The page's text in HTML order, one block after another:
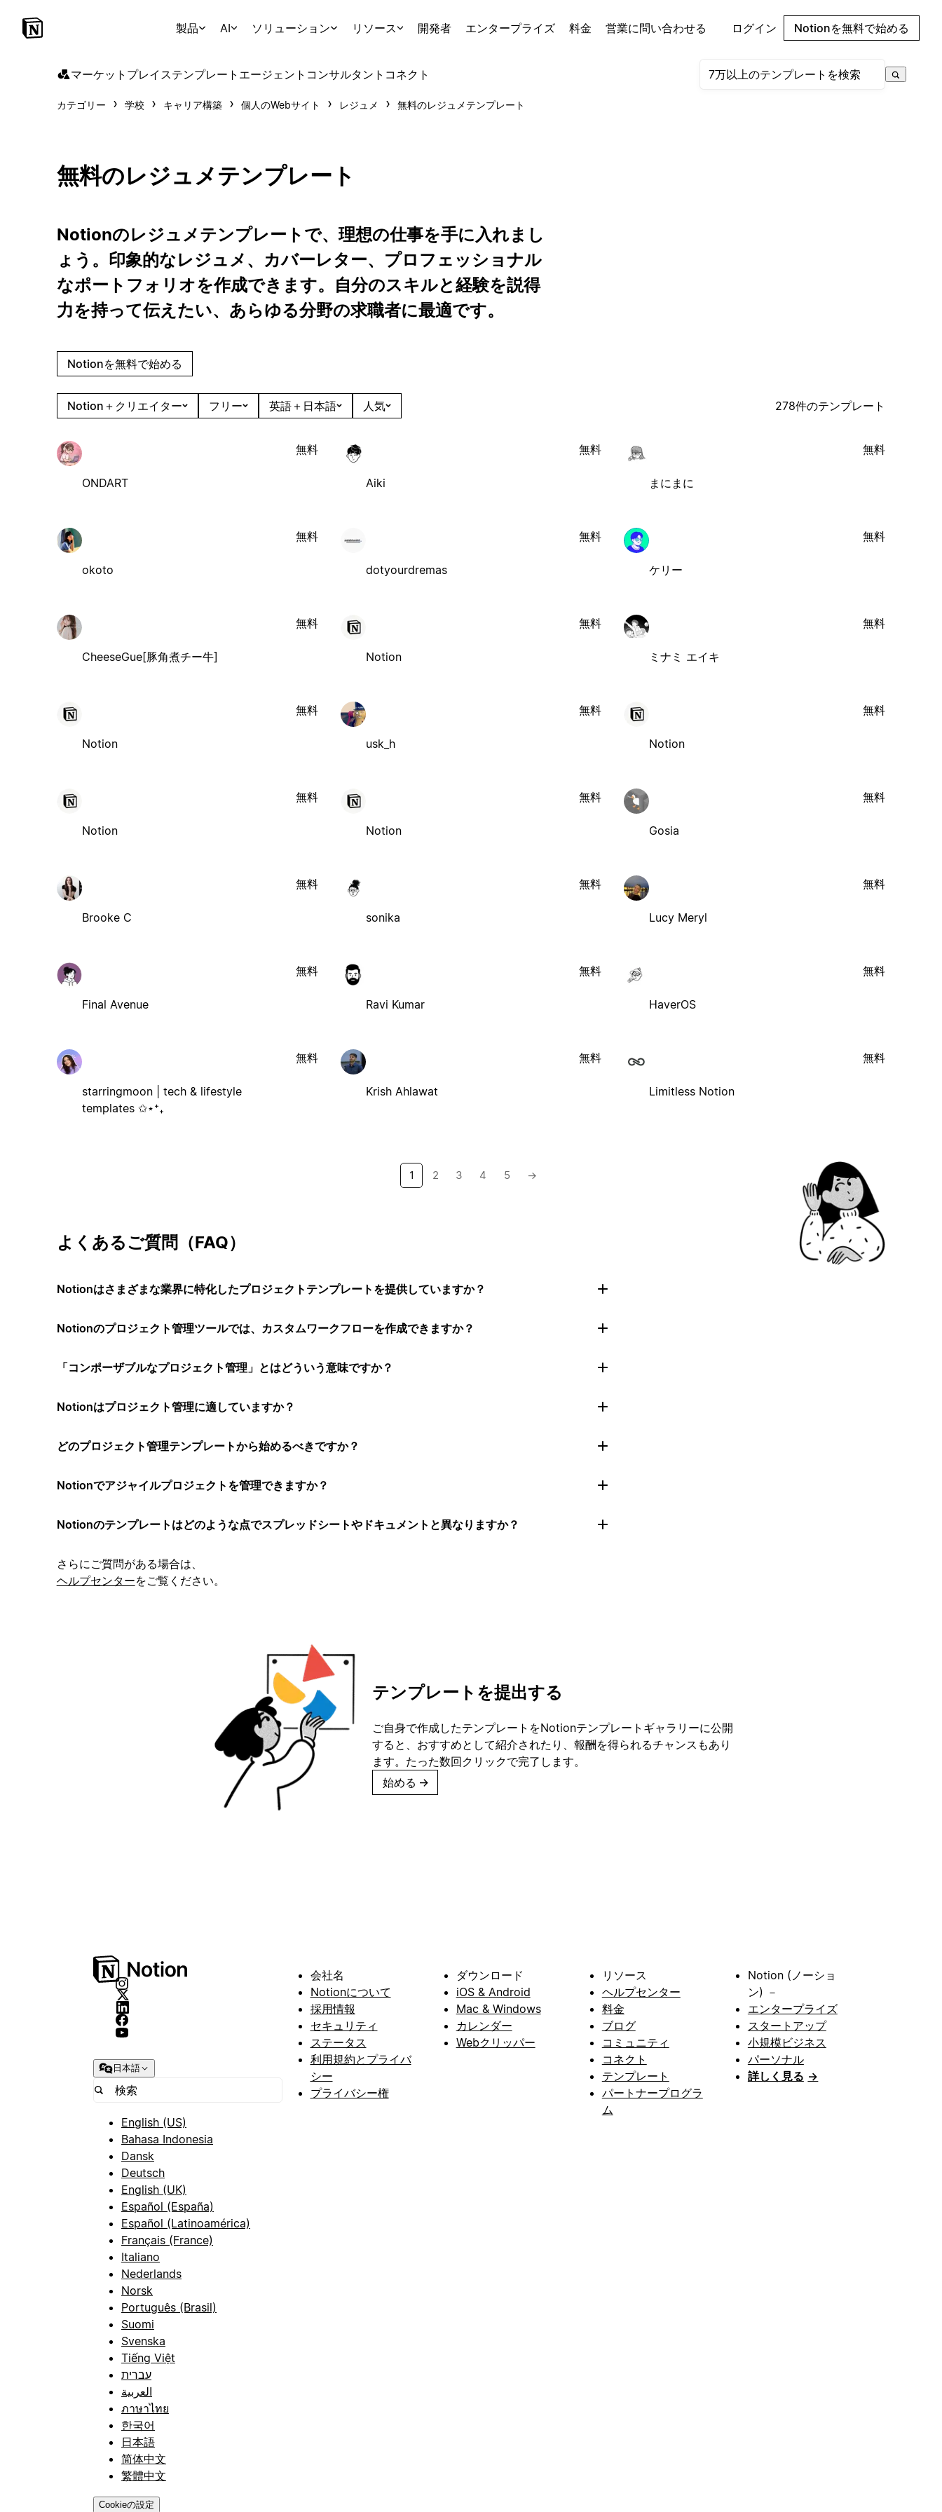
製品 AI ソリューション リソース 開発者 エンタープライズ 料金 営業に問い合わせる ログイン Notionを無料で始める
マーケットプレイステンプレート エージェント コンサルタント コネクト
カテゴリー 学校 キャリア構築 個人のWebサイト レジュメ 無料のレジュメテンプレート
無料のレジュメテンプレート
Notionのレジュメテンプレートで、理想の仕事を手に入れまし
ょう。印象的なレジュメ、カバーレター、プロフェッショナル
なポートフォリオを作成できます。自分のスキルと経験を説得
力を持って伝えたい、あらゆる分野の求職者に最適です。
Notionを無料で始める
Notion＋クリエイター フリー 英語＋日本語 人気 278件のテンプレート
ONDART
無料
Aiki
無料
まにまに
無料
okoto
無料
dotyourdremas
無料
ケリー
無料
CheeseGue[豚角煮チー牛]
無料
Notion
無料
ミナミ エイキ
無料
Notion
無料
usk_h
無料
Notion
無料
Notion
無料
Notion
無料
Gosia
無料
Brooke C
無料
sonika
無料
Lucy Meryl
無料
Final Avenue
無料
Ravi Kumar
無料
HaverOS
無料
starringmoon | tech & lifestyle
templates ✩⋆⁺₊
無料
Krish Ahlawat
無料
Limitless Notion
無料
1 2 3 4 5 →
よくあるご質問（FAQ）
Notionはさまざまな業界に特化したプロジェクトテンプレートを提供していますか？
Notionのプロジェクト管理ツールでは、カスタムワークフローを作成できますか？
「コンポーザブルなプロジェクト管理」とはどういう意味ですか？
Notionはプロジェクト管理に適していますか？
どのプロジェクト管理テンプレートから始めるべきですか？
Notionでアジャイルプロジェクトを管理できますか？
Notionのテンプレートはどのような点でスプレッドシートやドキュメントと異なりますか？
さらにご質問がある場合は、
ヘルプセンターをご覧ください。
テンプレートを提出する
ご自身で作成したテンプレートをNotionテンプレートギャラリーに公開
すると、おすすめとして紹介されたり、報酬を得られるチャンスもあり
ます。たった数回クリックで完了します。
始める →
日本語
English (US)
Bahasa Indonesia
Dansk
Deutsch
English (UK)
Español (España)
Español (Latinoamérica)
Français (France)
Italiano
Nederlands
Norsk
Português (Brasil)
Suomi
Svenska
Tiếng Việt
עברית
العربية
ภาษาไทย
한국어
日本語
简体中文
繁體中文
Cookieの設定
会社名
Notionについて
採用情報
セキュリティ
ステータス
利用規約とプライバ
シー
プライバシー権
ダウンロード
iOS & Android
Mac & Windows
カレンダー
Webクリッパー
リソース
ヘルプセンター
料金
ブログ
コミュニティ
コネクト
テンプレート
パートナープログラ
ム
Notion (ノーショ
ン) －
エンタープライズ
スタートアップ
小規模ビジネス
パーソナル
詳しく見る →